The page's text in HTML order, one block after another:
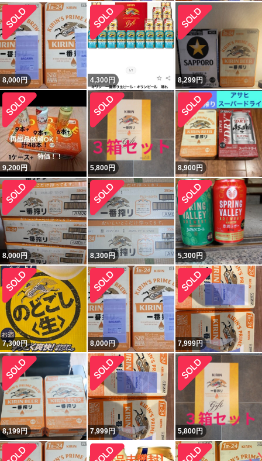
8,000円 4,300 円 8,299円
9,200円 5,800円 8,900円
8,000円 8,300円 5,300円
7,300円 8,000円 7,999円
8,199円 7,999円 5,800円